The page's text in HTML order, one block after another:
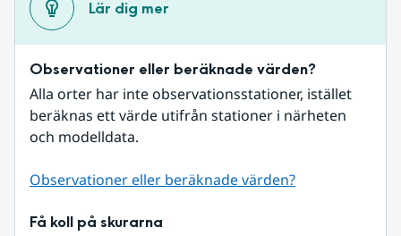
Lär dig mer
Observationer eller beräknade värden?
Alla orter har inte observationsstationer, istället
beräknas ett värde utifrån stationer i närheten
och modelldata.
Observationer eller beräknade värden?
Få koll på skurarna